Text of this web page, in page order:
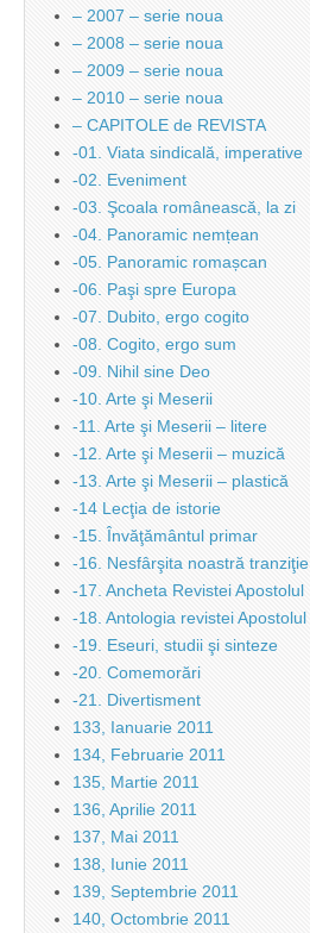
– 2007 – serie noua
– 2008 – serie noua
– 2009 – serie noua
– 2010 – serie noua
– CAPITOLE de REVISTA
-01. Viata sindicală, imperative
-02. Eveniment
-03. Şcoala românească, la zi
-04. Panoramic nemțean
-05. Panoramic romașcan
-06. Paşi spre Europa
-07. Dubito, ergo cogito
-08. Cogito, ergo sum
-09. Nihil sine Deo
-10. Arte şi Meserii
-11. Arte şi Meserii – litere
-12. Arte şi Meserii – muzică
-13. Arte şi Meserii – plastică
-14 Lecţia de istorie
-15. Învăţământul primar
-16. Nesfârşita noastră tranziţie
-17. Ancheta Revistei Apostolul
-18. Antologia revistei Apostolul
-19. Eseuri, studii şi sinteze
-20. Comemorări
-21. Divertisment
133, Ianuarie 2011
134, Februarie 2011
135, Martie 2011
136, Aprilie 2011
137, Mai 2011
138, Iunie 2011
139, Septembrie 2011
140, Octombrie 2011